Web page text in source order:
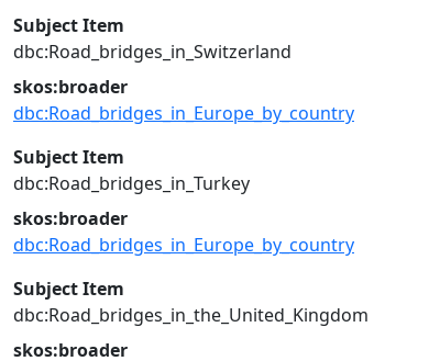
Subject Item
dbc:Road_bridges_in_Switzerland
skos:broader
dbc:Road_bridges_in_Europe_by_country
Subject Item
dbc:Road_bridges_in_Turkey
skos:broader
dbc:Road_bridges_in_Europe_by_country
Subject Item
dbc:Road_bridges_in_the_United_Kingdom
skos:broader